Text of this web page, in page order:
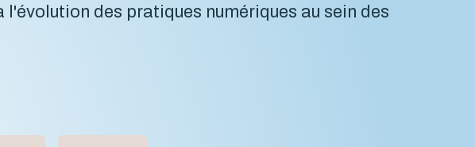
des pratiques numériques au sein des